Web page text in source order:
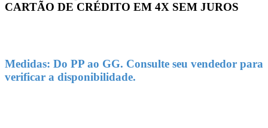
CARTÃO DE CRÉDITO EM 4X SEM JUROS
Medidas: Do PP ao GG. Consulte seu vendedor para
verificar a disponibilidade.